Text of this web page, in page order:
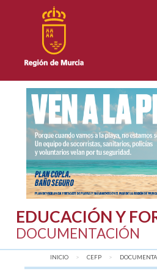
EDUCACIÓN Y
DOCUMENTACIÓN
INICIO CEFP